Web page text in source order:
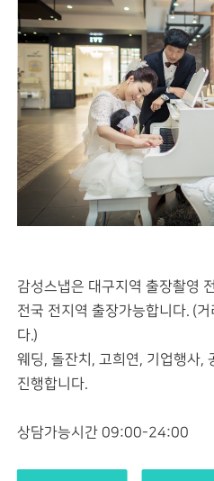
감성스냅은 대구지역 출장촬영
전국 전지역 출장가능합니다. (
다.)
웨딩, 돌잔치, 고희연, 기업행사,
진행합니다.
상담가능시간 09:00-24:00